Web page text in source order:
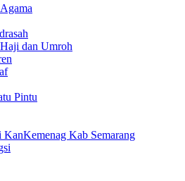
dan Umroh
Pintu
KanKemenag Kab Semarang